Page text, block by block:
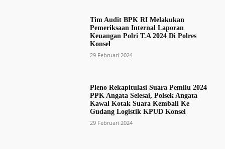
Tim Audit BPK RI Melakukan
Pemeriksaan Internal Laporan
Keuangan Polri T.A 2024 Di Polres
Konsel
29 Februari 2024
Pleno Rekapitulasi Suara Pemilu 2024
PPK Angata Selesai, Polsek Angata
Kawal Kotak Suara Kembali Ke
Gudang Logistik KPUD Konsel
29 Februari 2024